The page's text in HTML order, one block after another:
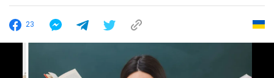
23